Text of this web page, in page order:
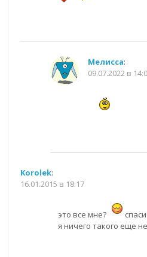
Мелисса:
09.07.2022 в
Korolek:
16.01.2015 в 18:17
это все мне?
я ничего такого еще